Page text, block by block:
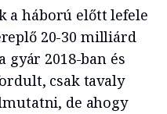
a háború előtt lefele
20-30 milliárd
2018-ban és
csak tavaly
de ahogy